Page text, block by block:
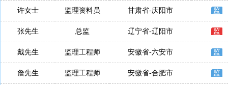
许女士 监理资料员 甘肃省-庆阳市 监
张先生 总监 辽宁省-辽阳市 监
戴先生 监理工程师 安徽省-六安市 监
詹先生 监理工程师 安徽省-合肥市 监